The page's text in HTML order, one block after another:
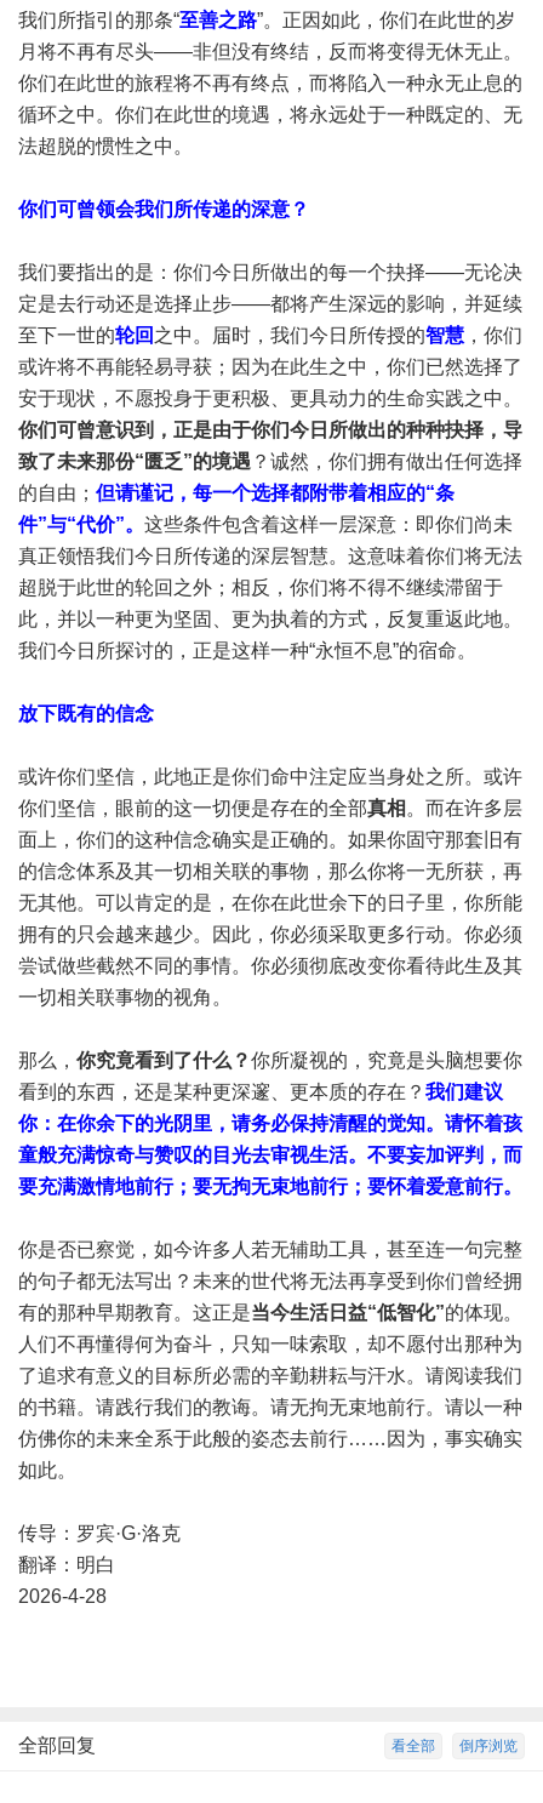
我们所指引的那条“至善之路”。正因如此，你们在此世的岁
月将不再有尽头——非但没有终结，反而将变得无休无止。
你们在此世的旅程将不再有终点，而将陷入一种永无止息的
循环之中。你们在此世的境遇，将永远处于一种既定的、无
法超脱的惯性之中。
你们可曾领会我们所传递的深意？
我们要指出的是：你们今日所做出的每一个抉择——无论决
定是去行动还是选择止步——都将产生深远的影响，并延续
至下一世的轮回 之中。届时，我们今日所传授的智慧 ，你们
或许将不再能轻易寻获；因为在此生之中，你们已然选择了
安于现状，不愿投身于更积极、更具动力的生命实践之中。
你们可曾意识到，正是由于你们今日所做出的种种抉择，导
致了未来那份“匮乏”的境遇 ？诚然，你们拥有做出任何选择
的自由； 但请谨记，每一个选择都附带着相应的“条
件”与“代价”。 这些条件包含着这样一层深意：即你们尚未
真正领悟我们今日所传递的深层智慧。这意味着你们将无法
超脱于此世的轮回之外；相反，你们将不得不继续滞留于
此，并以一种更为坚固、更为执着的方式，反复重返此地。
我们今日所探讨的，正是这样一种“永恒不息”的宿命。
放下既有的信念
或许你们坚信，此地正是你们命中注定应当身处之所。或许
你们坚信，眼前的这一切便是存在的全部真相 。而在许多层
面上，你们的这种信念确实是正确的。如果你固守那套旧有
的信念体系及其一切相关联的事物，那么你将一无所获，再
无其他。可以肯定的是，在你在此世余下的日子里，你所能
拥有的只会越来越少。因此，你必须采取更多行动。你必须
尝试做些截然不同的事情。你必须彻底改变你看待此生及其
一切相关联事物的视角。
那么， 你究竟看到了什么？你所凝视的，究竟是头脑想要你
看到的东西，还是某种更深邃、更本质的存在？ 我们建议
你：在你余下的光阴里，请务必保持清醒的觉知。请怀着孩
童般充满惊奇与赞叹的目光去审视生活。不要妄加评判，而
要充满激情地前行；要无拘无束地前行；要怀着爱意前行。
你是否已察觉，如今许多人若无辅助工具，甚至连一句完整
的句子都无法写出？未来的世代将无法再享受到你们曾经拥
有的那种早期教育。这正是当今生活日益“低智化”的体现。
人们不再懂得何为奋斗，只知一味索取，却不愿付出那种为
了追求有意义的目标所必需的辛勤耕耘与汗水。请阅读我们
的书籍。请践行我们的教诲。请无拘无束地前行。请以一种
仿佛你的未来全系于此般的姿态去前行……因为，事实确实
如此。
传导：罗宾·G·洛克
翻译：明白
2026-4-28
倒序浏览
看全部
全部回复